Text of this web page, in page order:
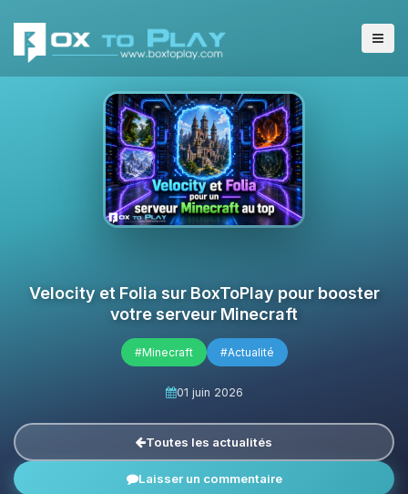
Velocity et Folia sur BoxToPlay pour booster
votre serveur Minecraft
#Minecraft #Actualité
01 juin 2026
Toutes les actualités
Laisser un commentaire